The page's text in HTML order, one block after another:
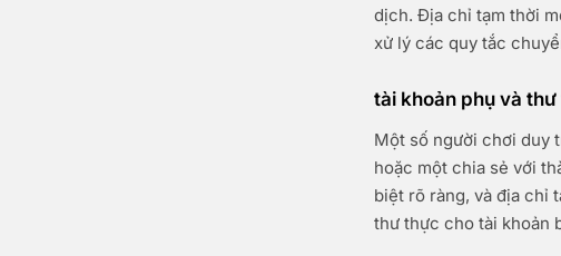
dịch. Địa chỉ tạm thời
xử lý các quy tắc
tài khoản phụ và
Một số người chơi duy
hoặc một chia sẻ với
biệt rõ ràng, và địa chỉ
thư thực cho tài khoản